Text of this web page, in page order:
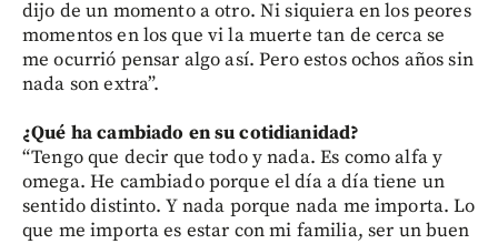
dijo de un momento a otro. Ni siquiera en los peores
momentos en los que vi la muerte tan de cerca se
me ocurrió pensar algo así. Pero estos ochos años sin
nada son extra”.
¿Qué ha cambiado en su cotidianidad?
“Tengo que decir que todo y nada. Es como alfa y
omega. He cambiado porque el día a día tiene un
sentido distinto. Y nada porque nada me importa. Lo
que me importa es estar con mi familia, ser un buen